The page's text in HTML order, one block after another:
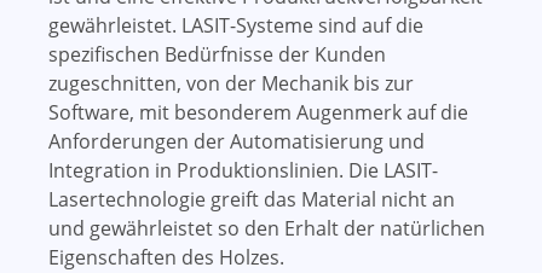
gewährleistet. LASIT-Systeme sind auf die
spezifischen Bedürfnisse der Kunden
zugeschnitten, von der Mechanik bis zur
Software, mit besonderem Augenmerk auf die
Anforderungen der Automatisierung und
Integration in Produktionslinien. Die LASIT-
Lasertechnologie greift das Material nicht an
und gewährleistet so den Erhalt der natürlichen
Eigenschaften des Holzes.